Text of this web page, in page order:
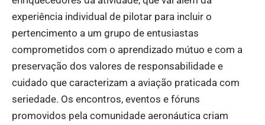
experiência individual de pilotar para incluir o
pertencimento a um grupo de entusiastas
comprometidos com o aprendizado mútuo e com a
preservação dos valores de responsabilidade e
cuidado que caracterizam a aviação praticada com
seriedade. Os encontros, eventos e fóruns
promovidos pela comunidade aeronáutica criam